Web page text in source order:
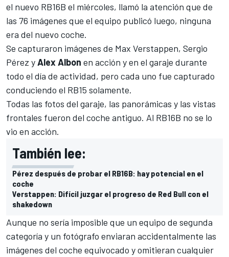
el nuevo RB16B el miércoles, llamó la atención que de
las 76 imágenes que el equipo publicó luego, ninguna
era del nuevo coche.
Se capturaron imágenes de Max Verstappen, Sergio
Pérez yAlex Albon en acción y en el garaje durante
todo el día de actividad, pero cada uno fue capturado
conduciendo el RB15 solamente.
Todas las fotos del garaje, las panorámicas y las vistas
frontales fueron del coche antiguo. Al RB16B no se lo
vio en acción.
También lee:
Pérez después de probar el RB16B: hay potencial en el
coche
Verstappen: Difícil juzgar el progreso de Red Bull con el
shakedown
Aunque no sería imposible que un equipo de segunda
categoría y un fotógrafo enviaran accidentalmente las
imágenes del coche equivocado y omitieran cualquier